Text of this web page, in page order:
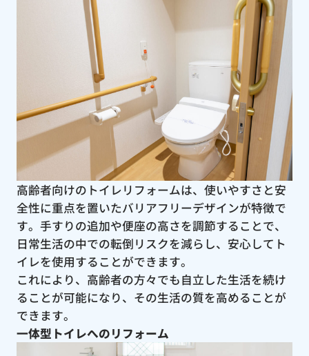
高齢者向けのトイレリフォームは、使いやすさと安
全性に重点を置いたバリアフリーデザインが特徴で
す。手すりの追加や便座の高さを調節することで、
日常生活の中での転倒リスクを減らし、安心してト
イレを使用することができます。
これにより、高齢者の方々でも自立した生活を続け
ることが可能になり、その生活の質を高めることが
できます。
一体型トイレへのリフォーム